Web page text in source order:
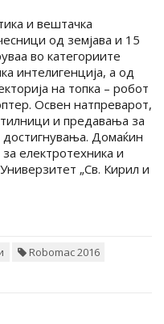
и вештачка
од земјава и 15
во категориите
интелигенција, а од
на топка – робот
Освен натпреварот,
и предавања за
достигнувања. Домаќин
електротехника и
„Св. Кирил и
Robomac 2016